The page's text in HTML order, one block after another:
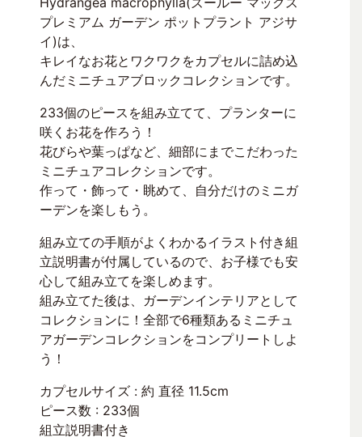
プレミアム ガーデン ポットプラント アジサ
イ)は、
キレイなお花とワクワクをカプセルに詰め込
んだミニチュアブロックコレクションです。
233個のピースを組み立てて、プランターに
咲くお花を作ろう！
花びらや葉っぱなど、細部にまでこだわった
ミニチュアコレクションです。
作って・飾って・眺めて、自分だけのミニガ
ーデンを楽しもう。
組み立ての手順がよくわかるイラスト付き組
立説明書が付属しているので、お子様でも安
心して組み立てを楽しめます。
組み立てた後は、ガーデンインテリアとして
コレクションに！全部で6種類あるミニチュ
アガーデンコレクションをコンプリートしよ
う！
カプセルサイズ : 約 直径 11.5cm
ピース数 : 233個
組立説明書付き